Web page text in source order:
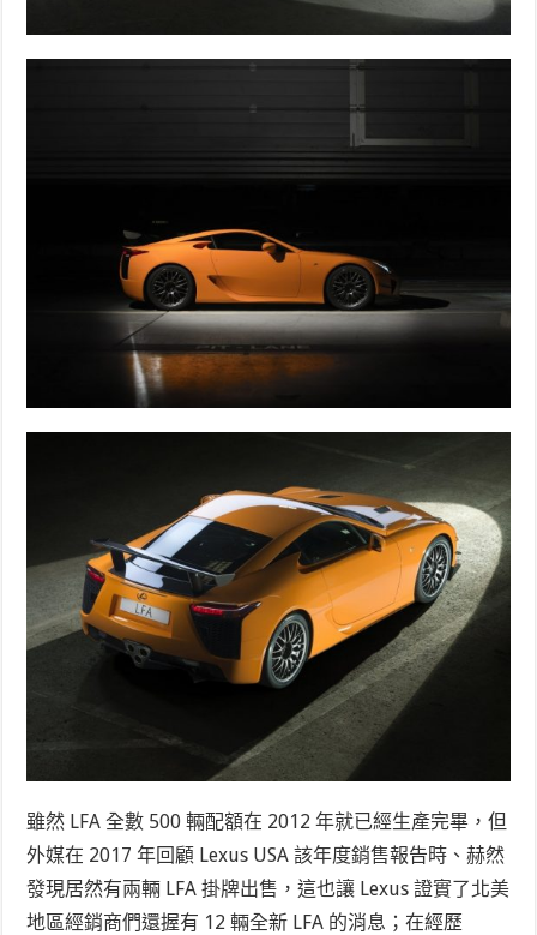
雖然 LFA 全數 500 輛配額在 2012 年就已經生產完畢，但
外媒在 2017 年回顧 Lexus USA 該年度銷售報告時、赫然
發現居然有兩輛 LFA 掛牌出售，這也讓 Lexus 證實了北美
地區經銷商們還握有 12 輛全新 LFA 的消息；在經歷